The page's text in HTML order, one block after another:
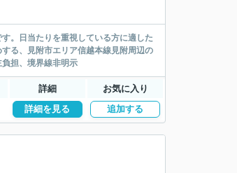
。日当たりを重視している方に適した
る、見附市エリア信越本線見附周辺の
担、境界線非明示
詳細 お気に入り
詳細を見る 追加する